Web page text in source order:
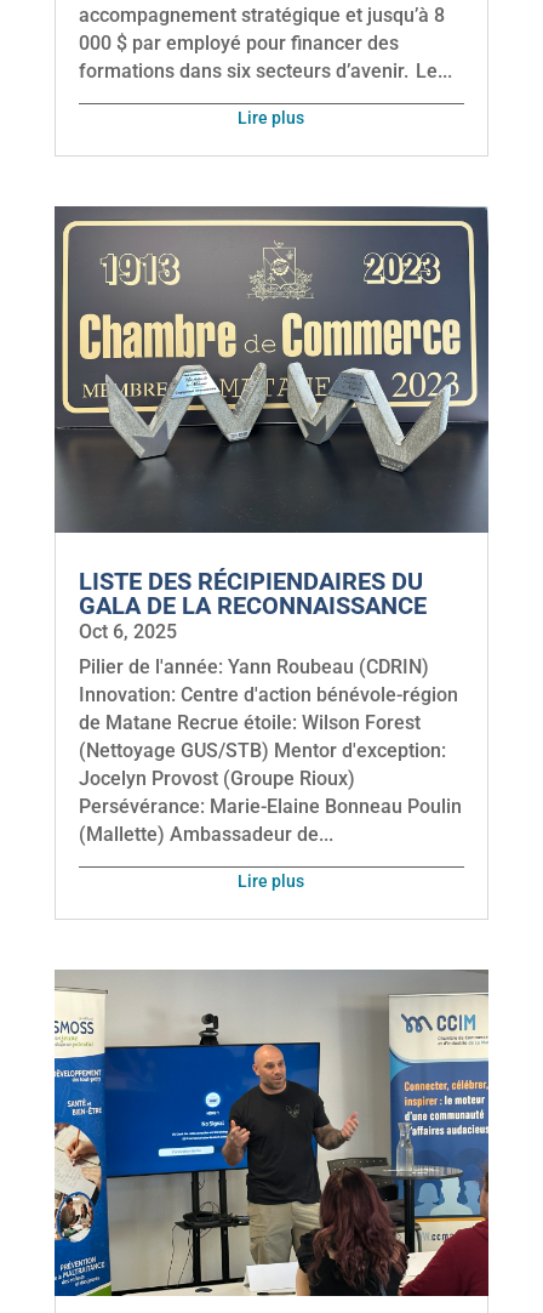
accompagnement stratégique et jusqu’à 8
000 $ par employé pour financer des
formations dans six secteurs d’avenir. Le...
lire plus
LISTE DES RÉCIPIENDAIRES DU
GALA DE LA RECONNAISSANCE
Oct 6, 2025
Pilier de l'année: Yann Roubeau (CDRIN)
Innovation: Centre d'action bénévole-région
de Matane Recrue étoile: Wilson Forest
(Nettoyage GUS/STB) Mentor d'exception:
Jocelyn Provost (Groupe Rioux)
Persévérance: Marie-Elaine Bonneau Poulin
(Mallette) Ambassadeur de...
lire plus